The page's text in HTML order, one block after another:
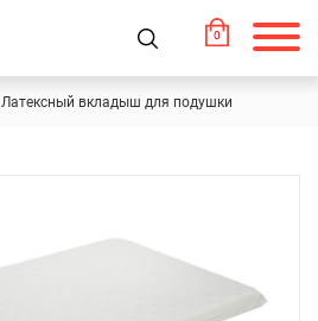
0
Латексный вкладыш для подушки